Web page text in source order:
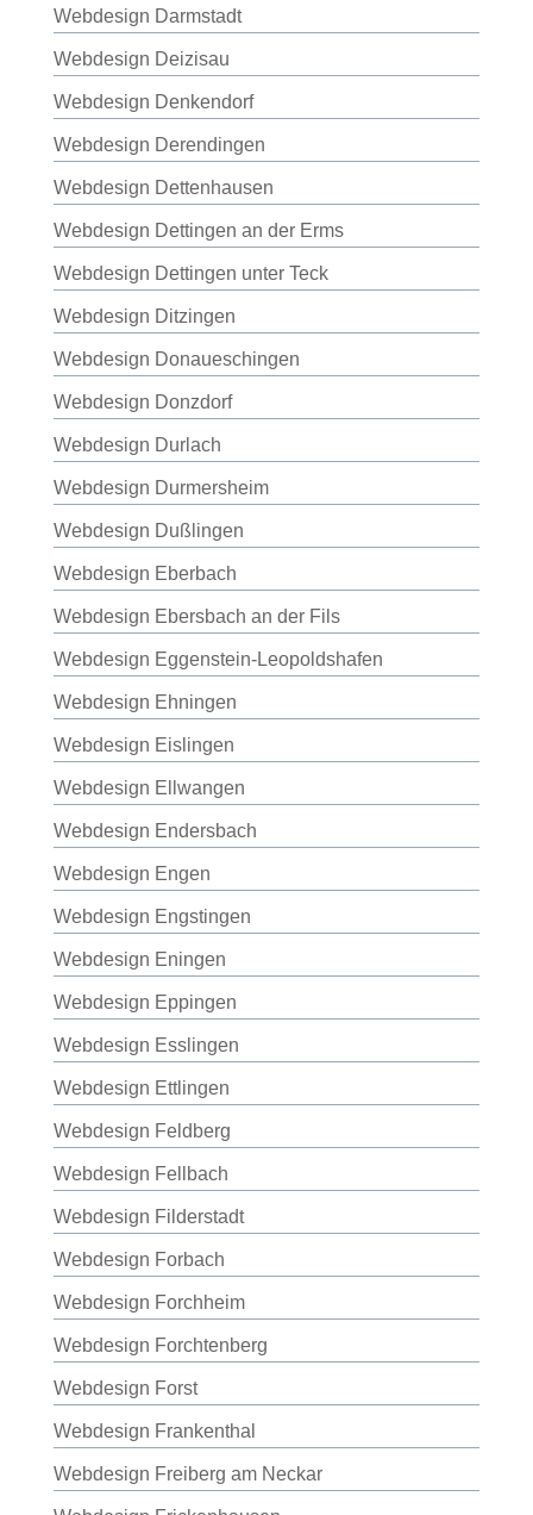
Webdesign Darmstadt
Webdesign Deizisau
Webdesign Denkendorf
Webdesign Derendingen
Webdesign Dettenhausen
Webdesign Dettingen an der Erms
Webdesign Dettingen unter Teck
Webdesign Ditzingen
Webdesign Donaueschingen
Webdesign Donzdorf
Webdesign Durlach
Webdesign Durmersheim
Webdesign Dußlingen
Webdesign Eberbach
Webdesign Ebersbach an der Fils
Webdesign Eggenstein-Leopoldshafen
Webdesign Ehningen
Webdesign Eislingen
Webdesign Ellwangen
Webdesign Endersbach
Webdesign Engen
Webdesign Engstingen
Webdesign Eningen
Webdesign Eppingen
Webdesign Esslingen
Webdesign Ettlingen
Webdesign Feldberg
Webdesign Fellbach
Webdesign Filderstadt
Webdesign Forbach
Webdesign Forchheim
Webdesign Forchtenberg
Webdesign Forst
Webdesign Frankenthal
Webdesign Freiberg am Neckar